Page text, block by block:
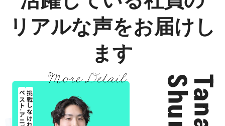
リアルな声をお届けし
ます